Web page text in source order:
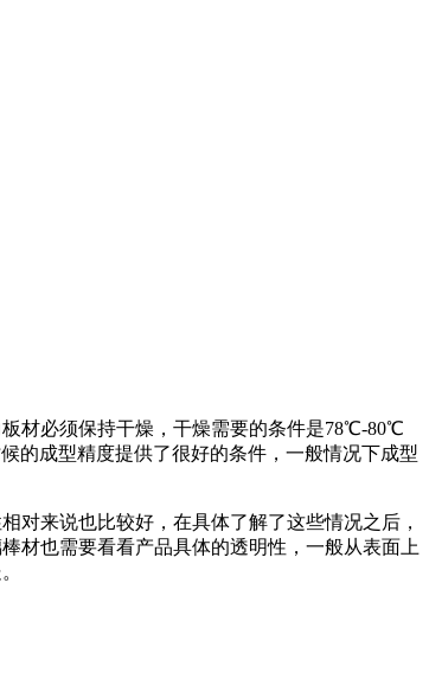
材必须保持干燥，干燥需要的条件是78℃-80℃
的成型精度提供了很好的条件，一般情况下成型
对来说也比较好，在具体了解了这些情况之后，
材也需要看看产品具体的透明性，一般从表面上